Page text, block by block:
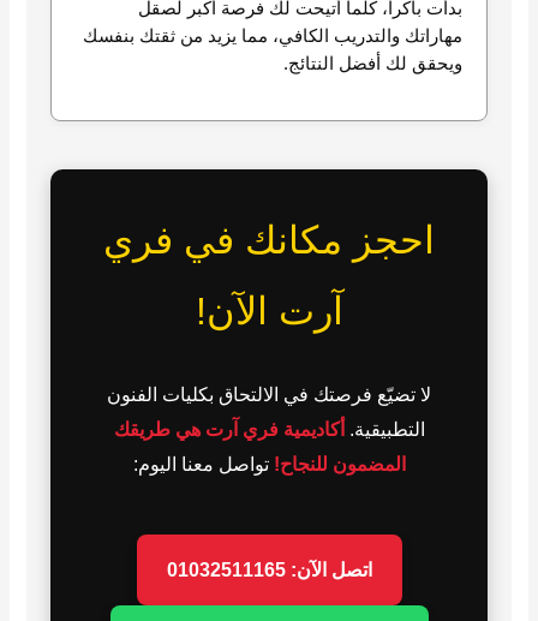
بدأت باكراً، كلما أتيحت لك فرصة أكبر لصقل
مهاراتك والتدريب الكافي، مما يزيد من ثقتك بنفسك
ويحقق لك أفضل النتائج.
احجز مكانك في فري
آرت الآن!
لا تضيّع فرصتك في الالتحاق بكليات الفنون
التطبيقية. أكاديمية فري آرت هي طريقك
المضمون للنجاح! تواصل معنا اليوم:
اتصل الآن: 01032511165